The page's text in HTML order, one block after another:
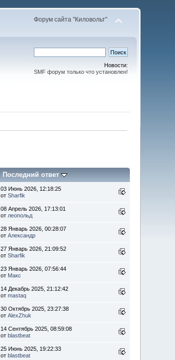
Форум сайта "Киловольт"
Новости:
SMF форум только что установлен!
Последний ответ
03 Июнь 2026, 12:18:25
отSharfik
08 Апрель 2026, 17:13:01
от леопольд
28 Январь 2026, 00:28:07
отАлексaндр
27 Январь 2026, 21:09:52
отSharfik
23 Январь 2026, 07:56:44
от Макс
14 Декабрь 2025, 21:12:42
отmastaq
30 Октябрь 2025, 23:27:38
отAlexZhuk
14 Сентябрь 2025, 08:59:08
отblastbeat
25 Июнь 2025, 19:22:33
отblastbeat